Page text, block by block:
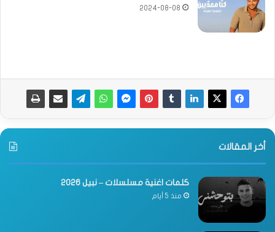
2024-08-08
أخر المقالات
كلمات اغنية مسلسلات – نبيل 2026
منذ 5 أيام